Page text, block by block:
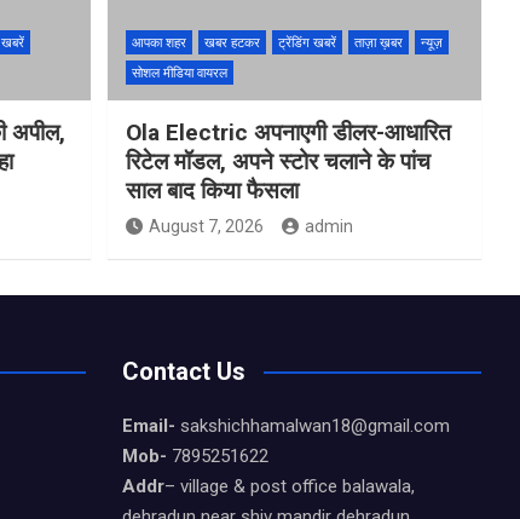
खबरें
अपील,
आपका शहर खबर हटकर ट्रेंडिंग खबरें ताज़ा ख़बर
न्यूज़
सोशल मीडिया वायरल
Ola Electric अपनाएगी डीलर-आधारित
रिटेल मॉडल, अपने स्टोर चलाने के पांच
साल बाद किया फैसला
August 7, 2026 admin
Contact Us
Email- sakshichhamalwan18@gmail.com
Mob- 7895251622
Addr– village & post office balawala,